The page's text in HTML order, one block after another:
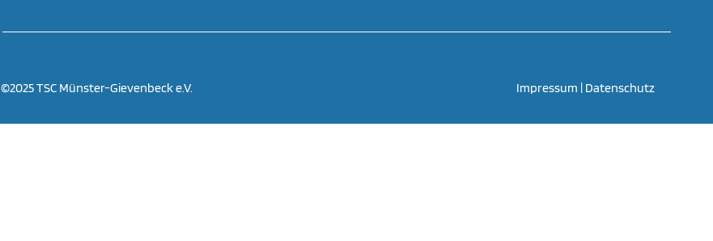
©2025 TSC Münster-Gievenbeck e.V. Impressum | Datenschutz